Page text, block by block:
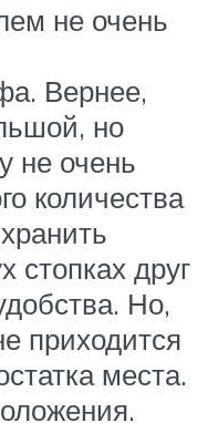
не очень
Вернее,
но
не очень
количества
стопках друг
Но,
приходится
места.